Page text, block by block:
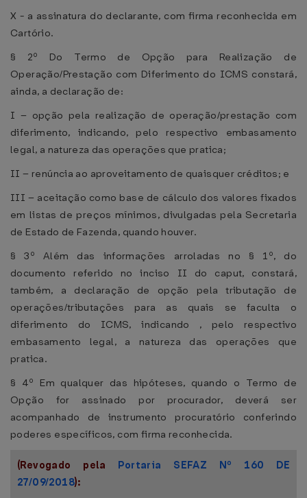
X - a assinatura do declarante, com firma reconhecida em
Cartório.
§ 2º Do Termo de Opção para Realização de
Operação/Prestação com Diferimento do ICMS constará,
ainda, a declaração de:
I – opção pela realização de operação/prestação com
diferimento, indicando, pelo respectivo embasamento
legal, a natureza das operações que pratica;
II – renúncia ao aproveitamento de quaisquer créditos; e
III – aceitação como base de cálculo dos valores fixados
em listas de preços mínimos, divulgadas pela Secretaria
de Estado de Fazenda, quando houver.
§ 3º Além das informações arroladas no § 1º, do
documento referido no inciso II do caput, constará,
também, a declaração de opção pela tributação de
operações/tributações para as quais se faculta o
diferimento do ICMS, indicando , pelo respectivo
embasamento legal, a natureza das operações que
pratica.
§ 4º Em qualquer das hipóteses, quando o Termo de
Opção for assinado por procurador, deverá ser
acompanhado de instrumento procuratório conferindo
poderes específicos, com firma reconhecida.
(Revogado pela Portaria SEFAZ Nº 160 DE
27/09/2018):